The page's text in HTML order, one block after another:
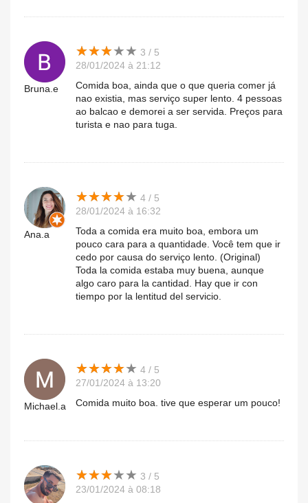
Bruna.e
★★★★★
★★★★★ 3 / 5
28/01/2024 à 21:12
Comida boa, ainda que o que queria comer já
nao existia, mas serviço super lento. 4 pessoas
ao balcao e demorei a ser servida. Preços para
turista e nao para tuga.
Ana.a
★★★★★
★★★★★ 4 / 5
28/01/2024 à 16:32
Toda a comida era muito boa, embora um
pouco cara para a quantidade. Você tem que ir
cedo por causa do serviço lento. (Original)
Toda la comida estaba muy buena, aunque
algo caro para la cantidad. Hay que ir con
tiempo por la lentitud del servicio.
Michael.a
★★★★★
★★★★★ 4 / 5
27/01/2024 à 13:20
Comida muito boa. tive que esperar um pouco!
★★★★★
★★★★★ 3 / 5
23/01/2024 à 08:18